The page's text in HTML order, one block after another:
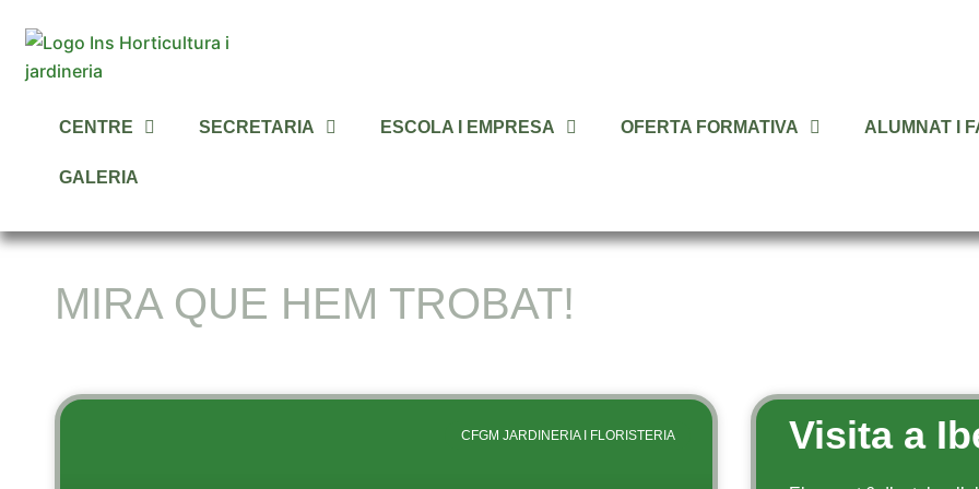
contingut
CENTRE SECRETARIA ESCOLA I EMPRESA OFERTA FORMATIVA ALUMNAT I
GALERIA
MIRA QUE HEM TROBAT!
CFGM JARDINERIA I FLORISTERIA Visita a